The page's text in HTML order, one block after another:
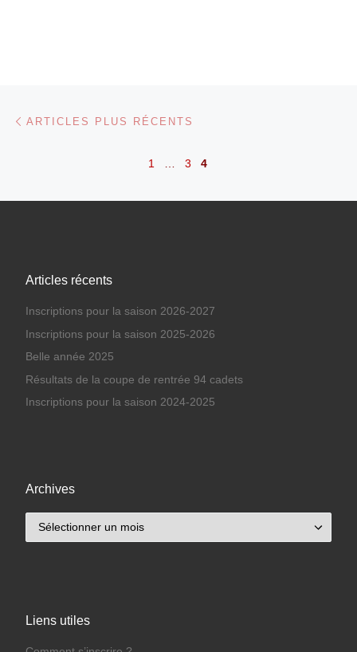
Navigation dans les articles
ARTICLES PLUS RÉCENTS
1 … 3 4
Articles récents
Inscriptions pour la saison 2026-2027
Inscriptions pour la saison 2025-2026
Belle année 2025
Résultats de la coupe de rentrée 94 cadets
Inscriptions pour la saison 2024-2025
Archives
Liens utiles